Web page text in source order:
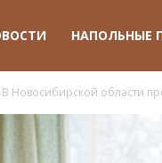
НАПОЛЬНЫЕ
В Новосибирской области